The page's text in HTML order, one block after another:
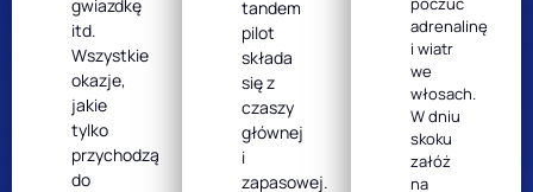
gwiazdkę
itd.
Wszystkie
okazje,
jakie
tylko
przychodzą
do
tandem
pilot
składa
się z
czaszy
głównej
i
zapasowej.
adrenalinę
i wiatr
we
włosach.
W dniu
skoku
załóż
na